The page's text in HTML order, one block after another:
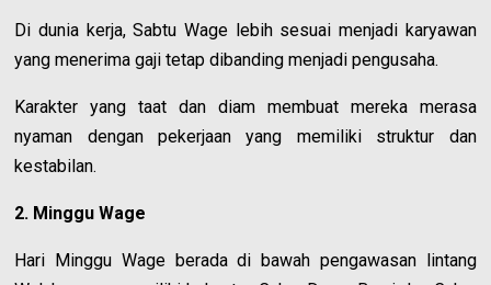
Di dunia kerja, Sabtu Wage lebih sesuai menjadi karyawan
yang menerima gaji tetap dibanding menjadi pengusaha.
Karakter yang taat dan diam membuat mereka merasa
nyaman dengan pekerjaan yang memiliki struktur dan
kestabilan.
2. Minggu Wage
Hari Minggu Wage berada di bawah pengawasan lintang